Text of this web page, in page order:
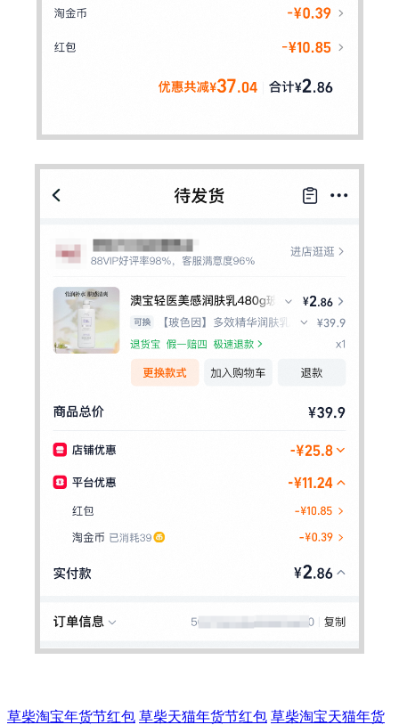
草柴淘宝年货节红包 草柴天猫年货节红包 草柴淘宝天猫年货